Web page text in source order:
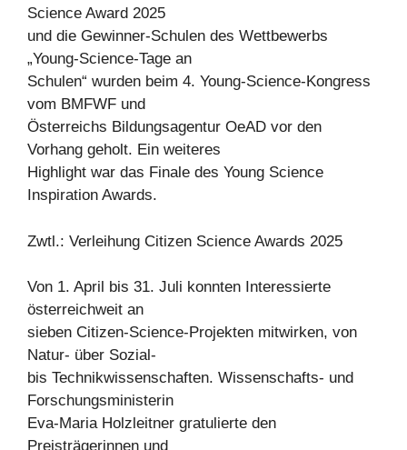
Science Award 2025
und die Gewinner-Schulen des Wettbewerbs
„Young-Science-Tage an
Schulen“ wurden beim 4. Young-Science-Kongress
vom BMFWF und
Österreichs Bildungsagentur OeAD vor den
Vorhang geholt. Ein weiteres
Highlight war das Finale des Young Science
Inspiration Awards.
Zwtl.: Verleihung Citizen Science Awards 2025
Von 1. April bis 31. Juli konnten Interessierte
österreichweit an
sieben Citizen-Science-Projekten mitwirken, von
Natur- über Sozial-
bis Technikwissenschaften. Wissenschafts- und
Forschungsministerin
Eva-Maria Holzleitner gratulierte den
Preisträgerinnen und